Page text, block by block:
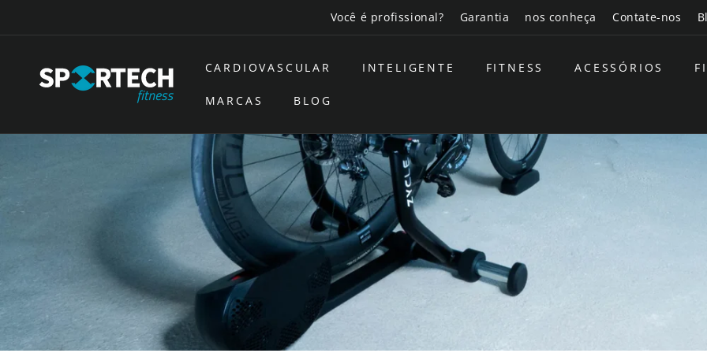
Você é profissional? Garantia nos conheça Contate-nos
CARDIOVASCULAR INTELIGENTE FITNESS ACESSÓRIOS
MARCAS BLOG